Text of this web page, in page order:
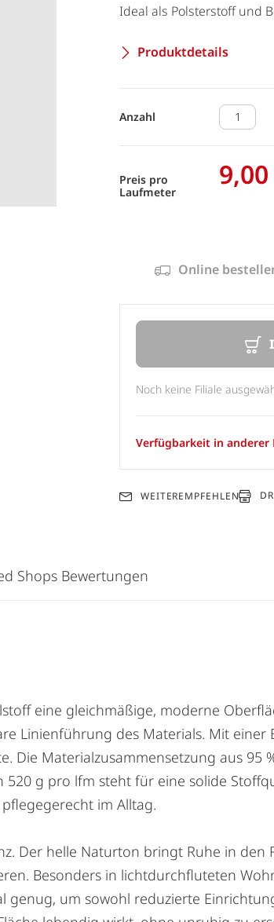
Ideal als Polsterstoff und
Produktdetails
Anzahl
Preis pro
Laufmeter
Online
Noch keine Filiale
Verfügbarkeit in anderer
WEITEREMPFEHLEN
eine gleichmäßige, moderne
Linienführung des Materials. Mit einer
Materialzusammensetzung aus 95
g pro lfm steht für eine solide
im Alltag.
Der helle Naturton bringt Ruhe in den
Besonders in lichtdurchfluteten
um sowohl reduzierte
Shops Bewertungen